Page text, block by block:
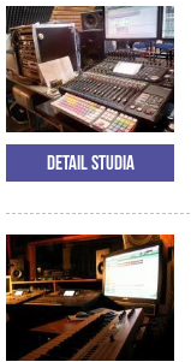
Detail studia